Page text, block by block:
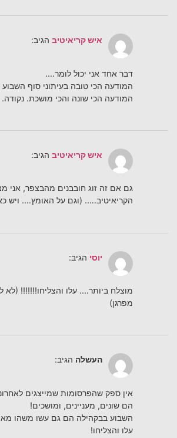
איש קריאיטיב הגיב:
דבר אחד אני יכול לומר….
המודעה הכי טובה בעיתוני סוף השבוע
המודעה הכי שונה והכי מושכת. נקודה.
איש קריאיטיב הגיב:
גם אם זה זוג חובבנים מהבצפר, אני
הקריאיטיב….. (וגם על האומץ…. ויש
יוסי הגיב:
מוצלח ביותר…. עלו והצליחו!!!!!!! (לא
מפרגן)
העשלה הגיב:
אין ספק שהפרסומות שמייצגים
הם שונים, מעניינים, ומושכים!
השבוע בבקהילה הם גם עשו משהו
עלו והצליחו!